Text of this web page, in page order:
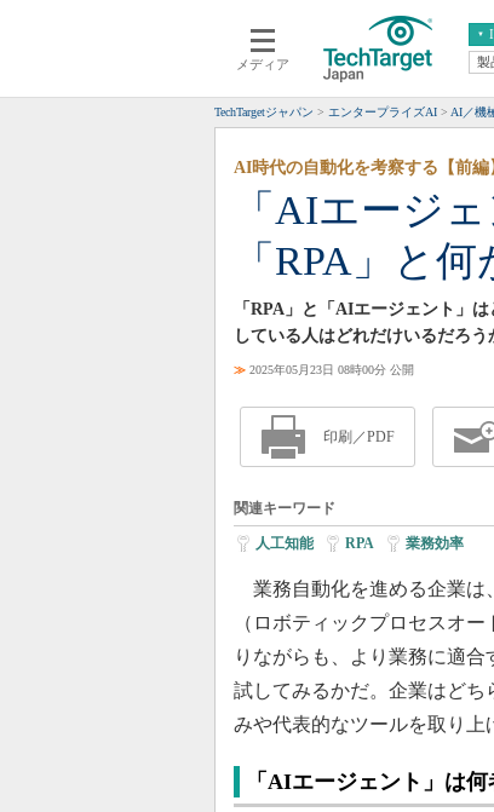
メディア
クラウド
スマートモバイル
ネットワーク
システム運用管理
エンタ
ERP
CX
情報系シ
製
TechTargetジャパン エンタープライズAI AI／機
「AIエージ
「RPA」と
AI時代の自動化を考察する【前編
「RPA」と「AIエージェント」
している人はどれだけいるだろ
≫ 2025年05月23日 08時00分 公開
印刷／PDF
関連キーワード
人工知能| RPA 業務効率
業務自動化を進める企業は
（ロボティックプロセスオ
りながらも、より業務に適
試してみるかだ。企業はどち
みや代表的なツールを取り上
「AIエージェント」は